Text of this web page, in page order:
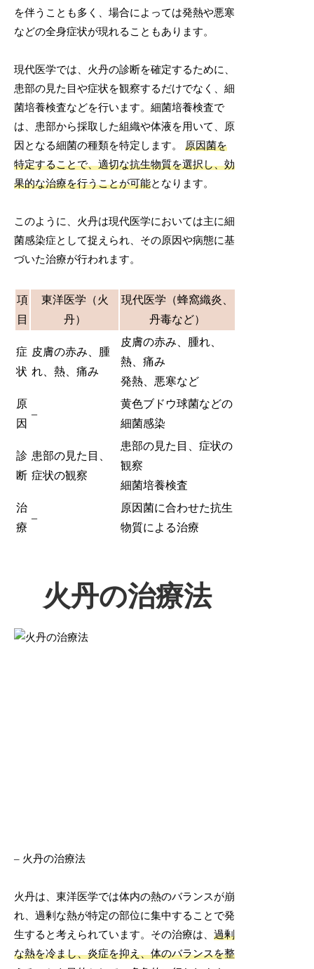
を伴うことも多く、場合によっては発熱や悪寒
などの全身症状が現れることもあります。
現代医学では、火丹の診断を確定するために、
患部の見た目や症状を観察するだけでなく、細
菌培養検査などを行います。細菌培養検査で
は、患部から採取した組織や体液を用いて、原
因となる細菌の種類を特定します。原因菌を
特定することで、適切な抗生物質を選択し、効
果的な治療を行うことが可能となります。
このように、火丹は現代医学においては主に細
菌感染症として捉えられ、その原因や病態に基
づいた治療が行われます。
項
目
東洋医学（火
丹）
現代医学（蜂窩織炎、
丹毒など）
症
状
皮膚の赤み、腫
れ、熱、痛み
皮膚の赤み、腫れ、
熱、痛み
発熱、悪寒など
原
因
–
黄色ブドウ球菌などの
細菌感染
診
断
患部の見た目、
症状の観察
患部の見た目、症状の
観察
細菌培養検査
治
療
–
原因菌に合わせた抗生
物質による治療
火丹の治療法
– 火丹の治療法
火丹は、東洋医学では体内の熱のバランスが崩
れ、過剰な熱が特定の部位に集中することで発
生すると考えられています。その治療は、過剰
な熱を冷まし、炎症を抑え、体のバランスを整